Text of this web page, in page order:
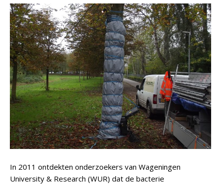
In 2011 ontdekten onderzoekers van Wageningen
University & Research (WUR) dat de bacterie